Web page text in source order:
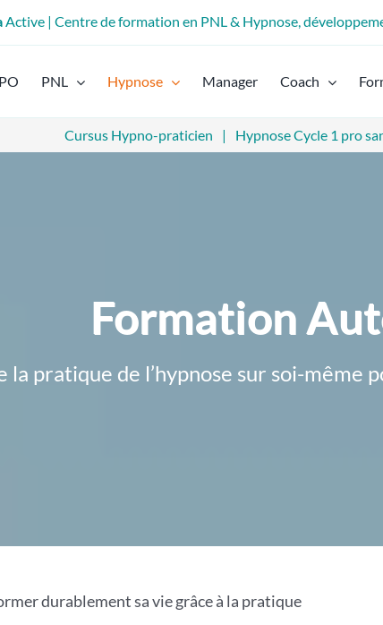
Active | Centre de formation en PNL & Hypnose,
PNL Hypnose Manager Coach
Cursus Hypno-praticien Hypnose Cycle 1 pro
Formation
la pratique de l’hypnose sur soi-même
durablement sa vie grâce à la pratique